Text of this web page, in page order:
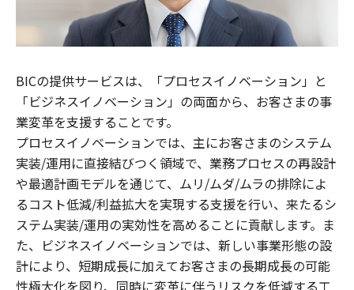
BICの提供サービスは、「プロセスイノベーション」と
「ビジネスイノベーション」の両面から、お客さまの事
業変革を支援することです。
プロセスイノベーションでは、主にお客さまのシステム
実装/運用に直接結びつく領域で、業務プロセスの再設計
や最適計画モデルを通じて、ムリ/ムダ/ムラの排除によ
るコスト低減/利益拡大を実現する支援を行い、来たるシ
ステム実装/運用の実効性を高めることに貢献します。ま
た、ビジネスイノベーションでは、新しい事業形態の設
計により、短期成長に加えてお客さまの長期成長の可能
性極大化を図り、同時に変革に伴うリスクを低減する工